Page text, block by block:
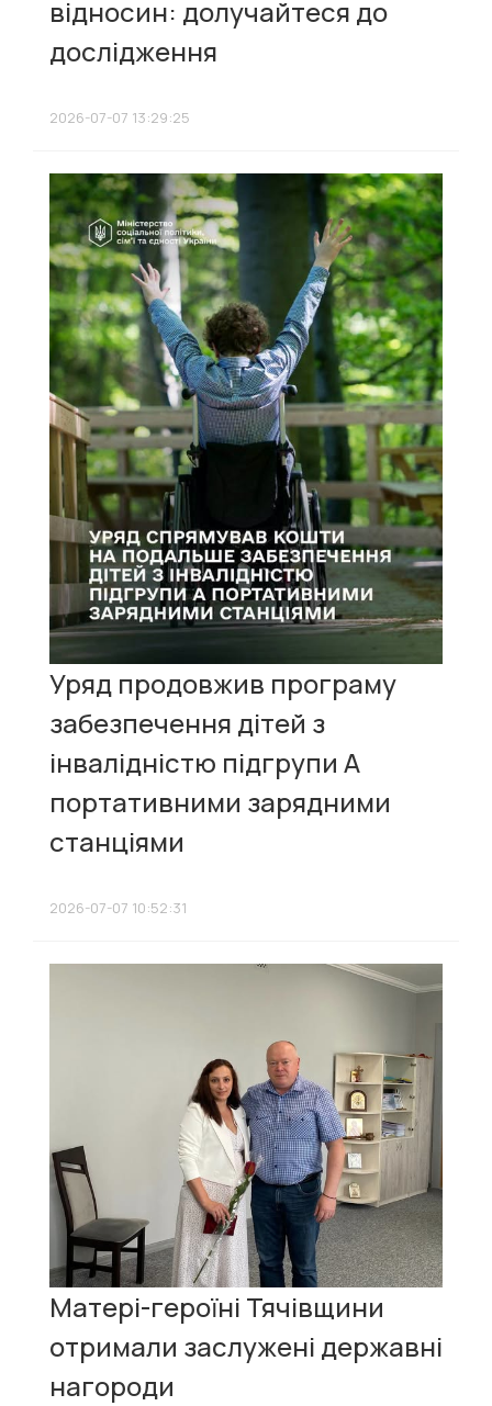
відносин: долучайтеся до
дослідження
2026-07-07 13:29:25
Уряд продовжив програму
забезпечення дітей з
інвалідністю підгрупи А
портативними зарядними
станціями
2026-07-07 10:52:31
Матері-героїні Тячівщини
отримали заслужені державні
нагороди